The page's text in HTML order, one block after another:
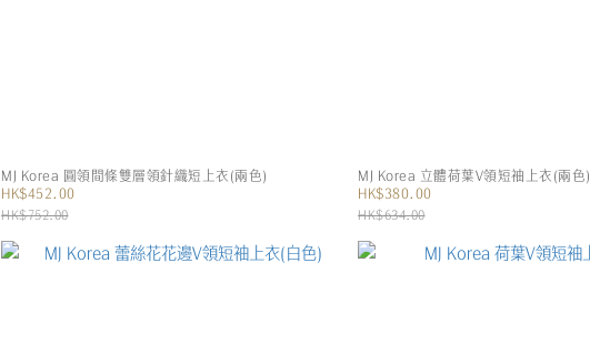
MJ Korea 圓領間條雙層領針織短上衣(兩色)
HK$452.00
HK$752.00
MJ Korea 立體荷葉V領短袖上衣(兩色)
HK$380.00
HK$634.00